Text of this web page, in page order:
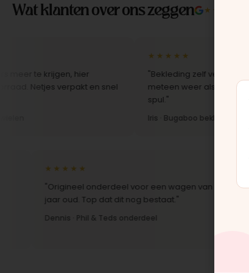
Wat klanten over ons zeggen ★★★★★
te krijgen, hier
verpakt en snel
★★★★★
"Bekleding zelf vervangen met
meteen weer als nieuw uit.
Iris · Bugaboo bekleding
★★★★★
"Origineel onderdeel voor een wagen van 10
jaar oud. Top dat dit nog bestaat."
Dennis · Phil & Teds onderdeel